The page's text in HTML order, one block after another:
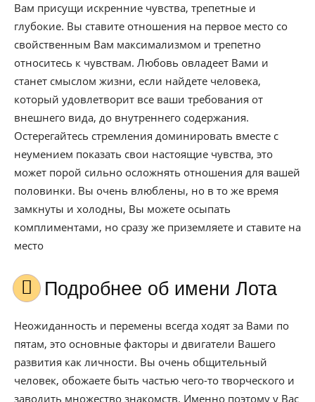
Вам присущи искренние чувства, трепетные и
глубокие. Вы ставите отношения на первое место со
свойственным Вам максимализмом и трепетно
относитесь к чувствам. Любовь овладеет Вами и
станет смыслом жизни, если найдете человека,
который удовлетворит все ваши требования от
внешнего вида, до внутреннего содержания.
Остерегайтесь стремления доминировать вместе с
неумением показать свои настоящие чувства, это
может порой сильно осложнять отношения для вашей
половинки. Вы очень влюблены, но в то же время
замкнуты и холодны, Вы можете осыпать
комплиментами, но сразу же приземляете и ставите на
место
Подробнее об имени Лота
Неожиданность и перемены всегда ходят за Вами по
пятам, это основные факторы и двигатели Вашего
развития как личности. Вы очень общительный
человек, обожаете быть частью чего-то творческого и
заводить множество знакомств. Именно поэтому у Вас